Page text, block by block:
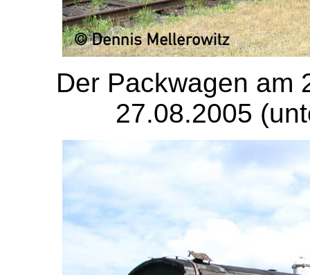
Der Packwagen am
27.08.2005